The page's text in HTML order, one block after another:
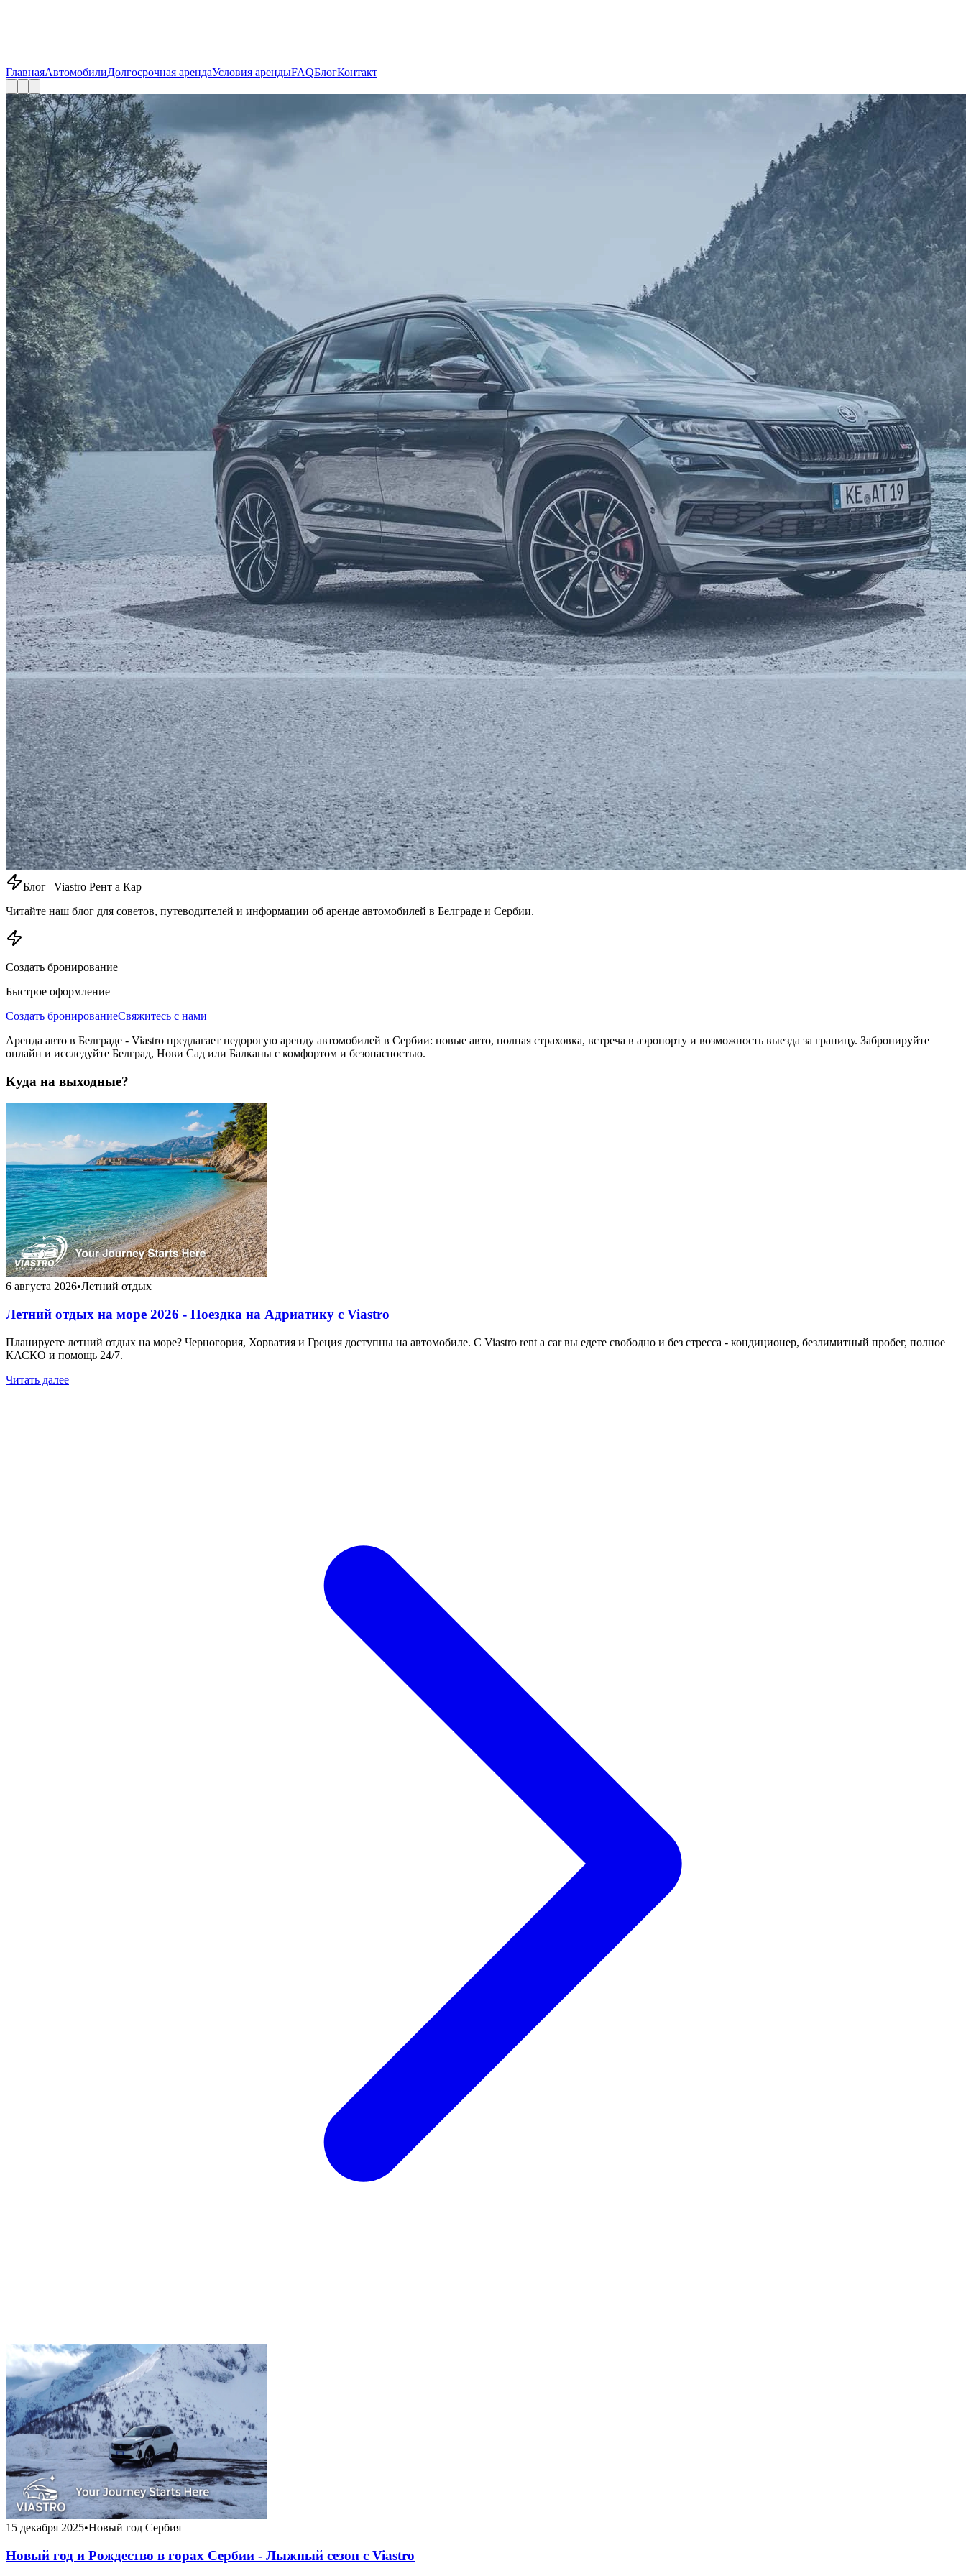
ГлавнаяАвтомобилиДолгосрочная арендаУсловия арендыFAQБлогКонтакт
Блог | Viastro Рент а Кар
Читайте наш блог для советов, путеводителей и информации об аренде автомобилей в Белграде и Сербии.
Создать бронирование
Быстрое оформление
Создать бронированиеСвяжитесь с нами
Аренда авто в Белграде - Viastro предлагает недорогую аренду автомобилей в Сербии: новые авто, полная страховка, встреча в аэропорту и возможность выезда за границу. Забронируйте
онлайн и исследуйте Белград, Нови Сад или Балканы с комфортом и безопасностью.
Куда на выходные?
6 августа 2026•Летний отдых
Летний отдых на море 2026 - Поездка на Адриатику с Viastro
Планируете летний отдых на море? Черногория, Хорватия и Греция доступны на автомобиле. С Viastro rent a car вы едете свободно и без стресса - кондиционер, безлимитный пробег, полное
КАСКО и помощь 24/7.
Читать далее
15 декабря 2025•Новый год Сербия
Новый год и Рождество в горах Сербии - Лыжный сезон с Viastro